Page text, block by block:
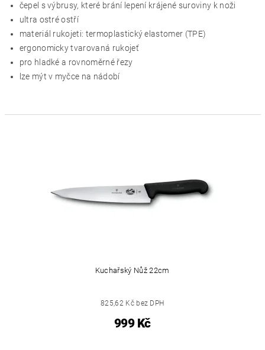
čepel s výbrusy, které brání lepení krájené suroviny k noži
ultra ostré ostří
materiál rukojeti: termoplastický elastomer (TPE)
ergonomicky tvarovaná rukojeť
pro hladké a rovnoměrné řezy
lze mýt v myčce na nádobí
Kuchařský Nůž 22cm
825,62 Kč bez DPH
999 Kč